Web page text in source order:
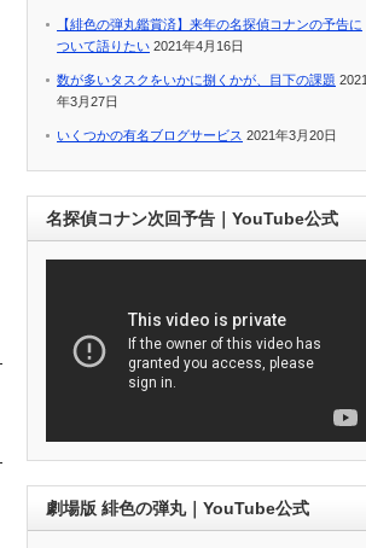
【緋色の弾丸鑑賞済】来年の名探偵コナンの予告に
ついて語りたい 2021年4月16日
数が多いタスクをいかに捌くかが、目下の課題 2021
年3月27日
いくつかの有名ブログサービス 2021年3月20日
名探偵コナン次回予告｜YouTube公式
劇場版 緋色の弾丸｜YouTube公式